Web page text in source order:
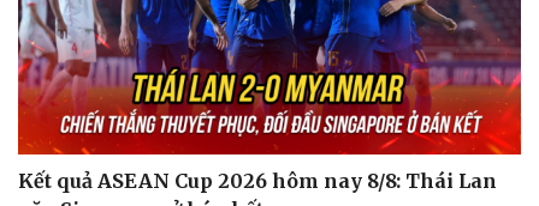
Kết quả ASEAN Cup 2026 hôm nay 8/8: Thái Lan